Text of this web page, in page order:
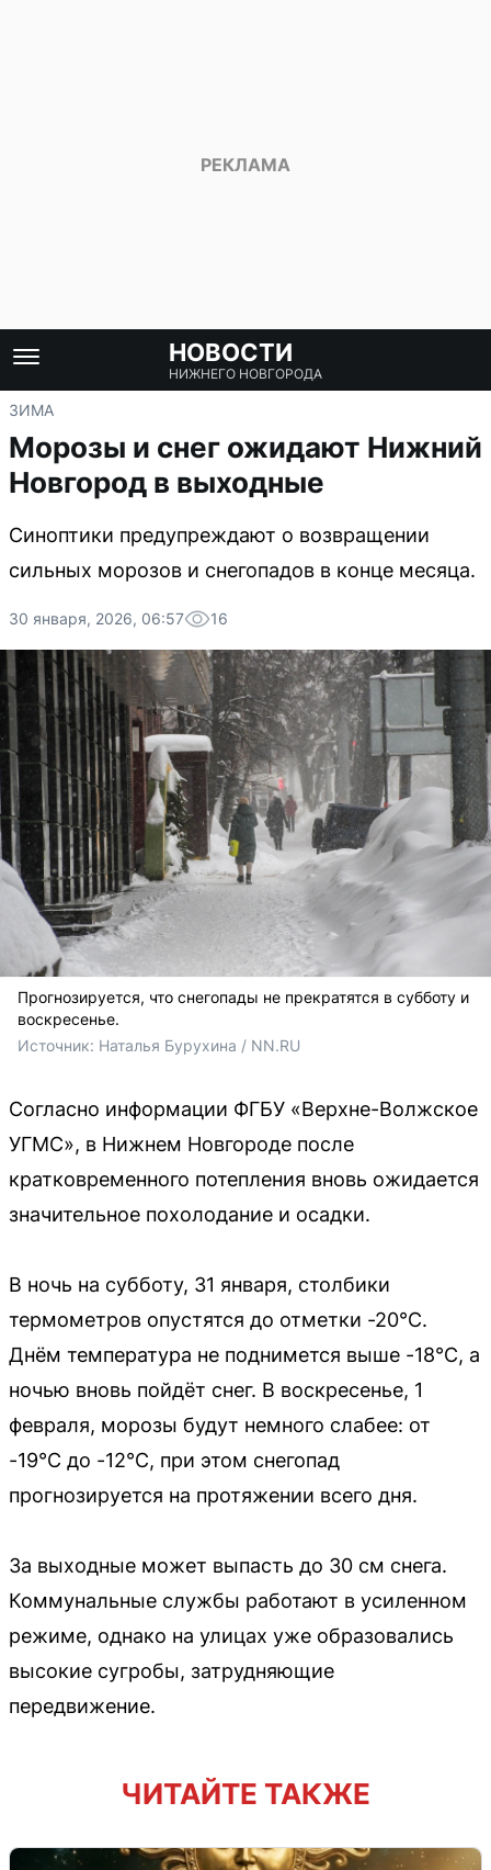
НОВОСТИ
НИЖНЕГО НОВГОРОДА
ЗИМА
Морозы и снег ожидают Нижний
Новгород в выходные
Синоптики предупреждают о возвращении
сильных морозов и снегопадов в конце месяца.
30 января, 2026, 06:57 16
Прогнозируется, что снегопады не прекратятся в субботу и
воскресенье.
Источник: Наталья Бурухина / NN.RU
Согласно информации ФГБУ «Верхне-Волжское
УГМС», в Нижнем Новгороде после
кратковременного потепления вновь ожидается
значительное похолодание и осадки.
В ночь на субботу, 31 января, столбики
термометров опустятся до отметки -20°C.
Днём температура не поднимется выше -18°C, а
ночью вновь пойдёт снег. В воскресенье, 1
февраля, морозы будут немного слабее: от
-19°C до -12°C, при этом снегопад
прогнозируется на протяжении всего дня.
За выходные может выпасть до 30 см снега.
Коммунальные службы работают в усиленном
режиме, однако на улицах уже образовались
высокие сугробы, затрудняющие
передвижение.
ЧИТАЙТЕ ТАКЖЕ